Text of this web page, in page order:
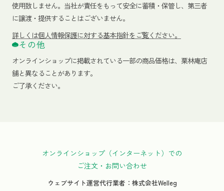
使用致しません。当社が責任をもって安全に蓄積・保管し、第三者
に譲渡・提供することはございません。
詳しくは個人情報保護に対する基本指針をご覧ください。
その他
オンラインショップに掲載されている一部の商品価格は、栗林庵店
舗と異なることがあります。
ご了承ください。
オンラインショップ（インターネット）での
ご注文・お問い合わせ
ウェブサイト運営代行業者：株式会社Welleg